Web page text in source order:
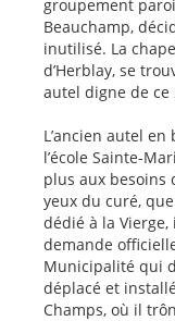
groupement
Beauchamp,
inutilisé. La
d’Herblay, se
autel digne de ce
L’ancien autel
l’école Sainte-
plus aux besoins
yeux du curé,
dédié à la Vierge,
demande
Municipalité qui
déplacé et
Champs, où il